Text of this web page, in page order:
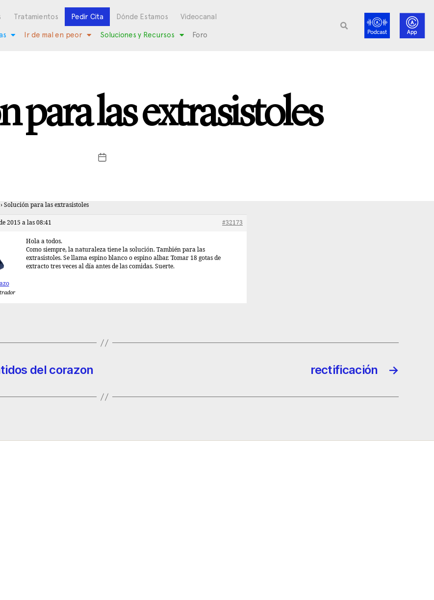
Tratamientos Pedir Cita Dónde Estamos Videocanal
Ir de mal en peor Soluciones y Recursos Foro
para las extrasistoles
› Solución para las extrasistoles
2015 a las 08:41 #32173
Hola a todos.
Como siempre, la naturaleza tiene la solución. También para las
extrasistoles. Se llama espino blanco o espino albar. Tomar 18 gotas de
extracto tres veces al día antes de las comidas. Suerte.
del corazon →
rectificación